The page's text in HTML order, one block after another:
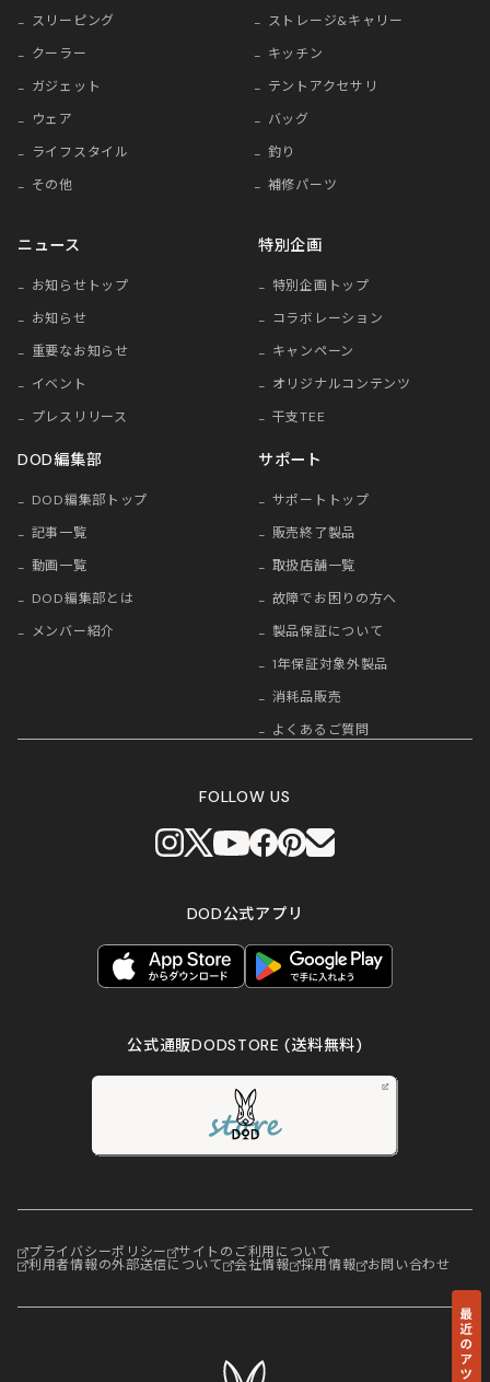
スリーピング
ストレージ&キャリー
クーラー
キッチン
ガジェット
テントアクセサリ
ウェア
バッグ
ライフスタイル
釣り
その他
補修パーツ
ニュース
お知らせトップ
お知らせ
重要なお知らせ
イベント
プレスリリース
特別企画
特別企画トップ
コラボレーション
キャンペーン
オリジナルコンテンツ
干支TEE
DOD編集部
DOD編集部トップ
記事一覧
動画一覧
DOD編集部とは
メンバー紹介
サポート
サポートトップ
販売終了製品
取扱店舗一覧
故障でお困りの方へ
製品保証について
1年保証対象外製品
消耗品販売
よくあるご質問
FOLLOW US
DOD公式アプリ
公式通販DODSTORE(送料無料)
プライバシーポリシー サイトのご利用について
利用者情報の外部送信について 会社情報 採用情報 お問い合わせ